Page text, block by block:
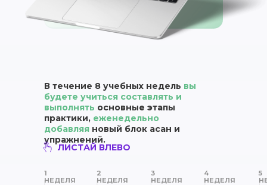
В течение 8 учебных недель вы
будете учиться составлять и
выполнять основные этапы
практики, еженедельно
добавляя новый блок асан и
упражнений.
ЛИСТАЙ ВЛЕВО
1
НЕДЕЛЯ
2
НЕДЕЛЯ
3
НЕДЕЛЯ
4
НЕДЕЛЯ
5